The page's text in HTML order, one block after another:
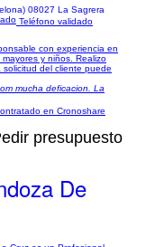
08027 La Sagrera
Teléfono validado
con experiencia en
y niños. Realizo
del cliente puede
mucha deficacion. La
en Cronoshare
presupuesto
De